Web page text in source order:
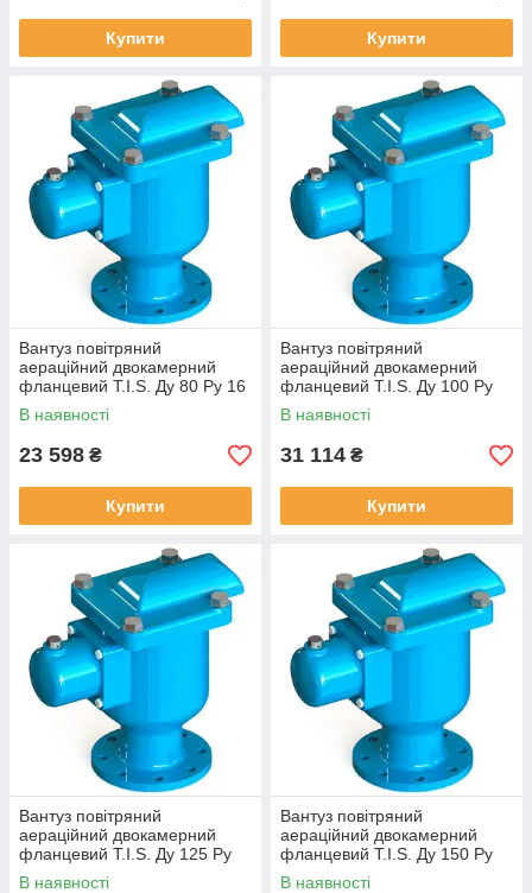
Купити Купити
Вантуз повітряний
аераційний двокамерний
фланцевий T.I.S. Ду 80 Ру 16
В наявності
23 598 ₴
Купити
Вантуз повітряний
аераційний двокамерний
фланцевий T.I.S. Ду 100 Ру
16
В наявності
31 114 ₴
Купити
Вантуз повітряний
аераційний двокамерний
фланцевий T.I.S. Ду 125 Ру
16
В наявності
Вантуз повітряний
аераційний двокамерний
фланцевий T.I.S. Ду 150 Ру
16
В наявності